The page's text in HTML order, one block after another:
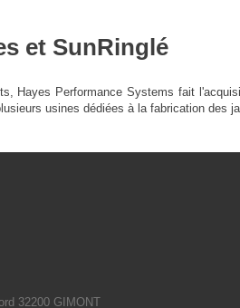
et SunRinglé
Hayes Performance Systems fait
usines dédiées à la fabrication
32200 GIMONT